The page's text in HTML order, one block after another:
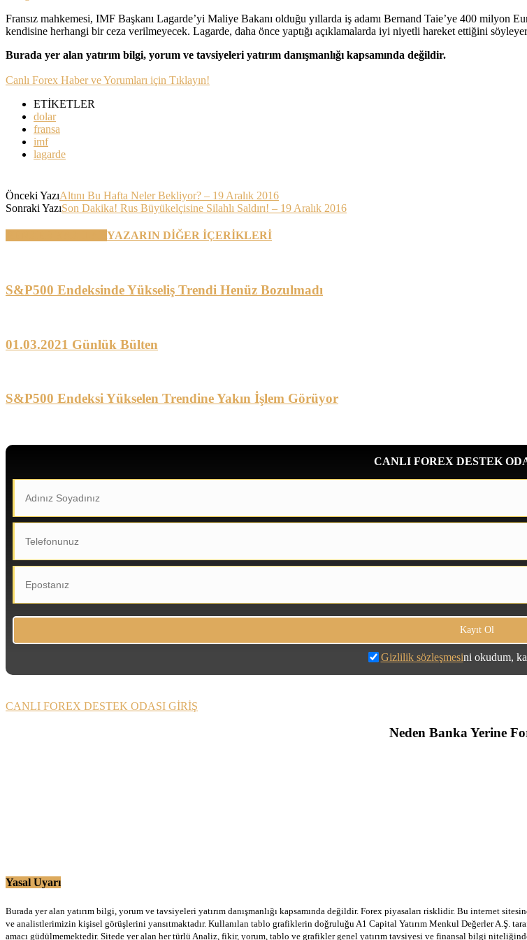
Fransız mahkemesi, IMF Başkanı Lagarde’yi Maliye Bakanı olduğu yıllarda iş adamı Bernand Taie’ye 400 milyon
kendisine herhangi bir ceza verilmeyecek. Lagarde, daha önce yaptığı açıklamalarda iyi niyetli hareket ettiğini
Burada yer alan yatırım bilgi, yorum ve tavsiyeleri yatırım danışmanlığı kapsamında değildir.
Canlı Forex Haber ve Yorumları için Tıklayın!
ETİKETLER
dolar
fransa
imf
lagarde
Önceki YazıAltını Bu Hafta Neler Bekliyor? – 19 Aralık 2016
Sonraki YazıSon Dakika! Rus Büyükelçisine Silahlı Saldırı! – 19 Aralık 2016
YAZARIN DİĞER İÇERİKLERİ
S&P500 Endeksinde Yükseliş Trendi Henüz Bozulmadı
01.03.2021 Günlük Bülten
S&P500 Endeksi Yükselen Trendine Yakın İşlem Görüyor
CANLI FOREX DESTEK
Gizlilik sözleşmesini okudum,
CANLI FOREX DESTEK ODASI GİRİŞ
Neden Banka Yerine
Yasal Uyarı
Burada yer alan yatırım bilgi, yorum ve tavsiyeleri yatırım danışmanlığı kapsamında değildir. Forex piyasaları risklidir. Bu internet
ve analistlerimizin kişisel görüşlerini yansıtmaktadır. Kullanılan tablo grafiklerin doğruluğu A1 Capital Yatırım Menkul Değerler A.Ş.
amacı güdülmemektedir. Sitede yer alan her türlü Analiz, fikir, yorum, tablo ve grafikler genel yatırım tavsiyesi ve finansal bilgi